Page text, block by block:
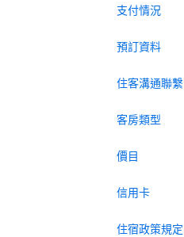
支付情況
預訂資料
住客溝通聯繫
客房類型
價目
信用卡
住宿政策規定